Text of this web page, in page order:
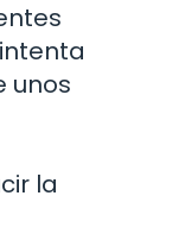
unos
la